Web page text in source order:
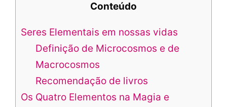
Conteúdo
Seres Elementais em nossas vidas
Definição de Microcosmos e de
Macrocosmos
Recomendação de livros
Os Quatro Elementos na Magia e